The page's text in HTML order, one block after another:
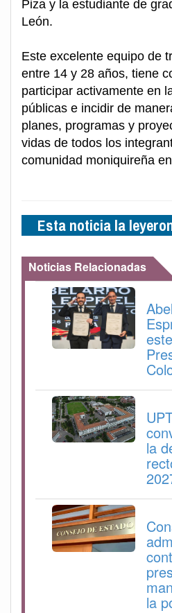
Piza y la estudiante de
León.
Este excelente equipo de
entre 14 y 28 años, tiene
participar activamente en
públicas e incidir de
planes, programas y
vidas de todos los
comunidad moniquireña
Esta noticia la
Noticias Relacionadas
la
la